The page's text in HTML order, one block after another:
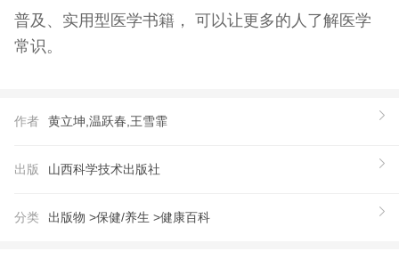
普及、实用型医学书籍， 可以让更多的人了解医学
常识。
作者 黄立坤,温跃春,王雪霏
出版 山西科学技术出版社
分类 出版物 >保健/养生 >健康百科